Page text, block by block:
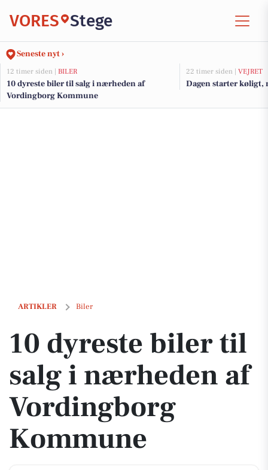
VORES Stege
Seneste nyt ›
12 timer siden | BILER
10 dyreste biler til salg i nærheden af
Vordingborg Kommune
22 timer siden | VEJRET
Dagen starter
ARTIKLER Biler
10 dyreste biler til salg i nærheden af Vordingborg Kommune
10 dyreste biler til
salg i nærheden af
Vordingborg
Kommune